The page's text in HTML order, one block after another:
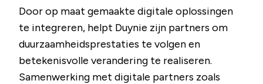
Door op maat gemaakte digitale oplossingen
te integreren, helpt Duynie zijn partners om
duurzaamheidsprestaties te volgen en
betekenisvolle verandering te realiseren.
Samenwerking met digitale partners zoals